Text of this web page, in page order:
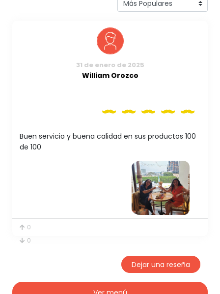
31 de enero de 2025
William Orozco
Buen servicio y buena calidad en sus productos 100
de 100
0
0
Dejar una reseña